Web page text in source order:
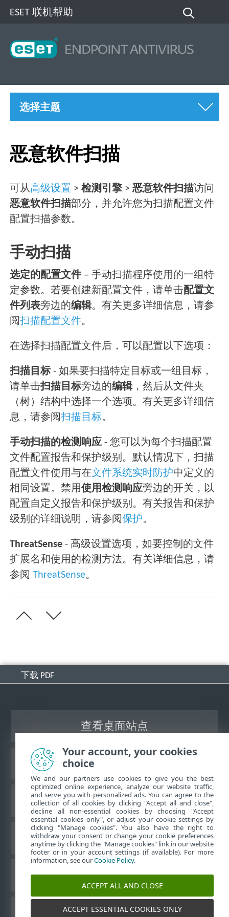
ESET 联机帮助
选择主题
恶意软件扫描
可从高级设置 >检测引擎>恶意软件扫描访问
恶意软件扫描部分，并允许您为扫描配置文件
配置扫描参数。
手动扫描
选定的配置文件 – 手动扫描程序使用的一组特
定参数。若要创建新配置文件，请单击配置文
件列表旁边的编辑。有关更多详细信息，请参
阅扫描配置文件。
在选择扫描配置文件后，可以配置以下选项：
扫描目标- 如果要扫描特定目标或一组目标，
请单击扫描目标旁边的编辑，然后从文件夹
（树）结构中选择一个选项。有关更多详细信
息，请参阅扫描目标。
手动扫描的检测响应 - 您可以为每个扫描配置
文件配置报告和保护级别。默认情况下，扫描
配置文件使用与在文件系统实时防护中定义的
相同设置。禁用使用检测响应旁边的开关，以
配置自定义报告和保护级别。有关报告和保护
级别的详细说明，请参阅保护。
ThreatSense - 高级设置选项，如要控制的文件
扩展名和使用的检测方法。有关详细信息，请
参阅ThreatSense。
下载 PDF
查看桌面站点
ESET 知识库
ESET 论坛
区域支持
管理 Cookie
ESET 用户指南
Your account, your cookies
choice
We and our partners use cookies to give you the best
optimized online experience, analyze our website traffic,
and serve you with personalized ads. You can agree to the
collection of all cookies by clicking "Accept all and close",
decline all non-essential cookies by choosing "Accept
essential cookies only", or adjust your cookie settings by
clicking "Manage cookies". You also have the right to
withdraw your consent or change your cookie preferences
anytime by clicking the "Manage cookies" link in our website
footer or in your account settings (if available). For more
information, see ourCookie Policy.
ACCEPT ALL AND CLOSE
ACCEPT ESSENTIAL COOKIES ONLY